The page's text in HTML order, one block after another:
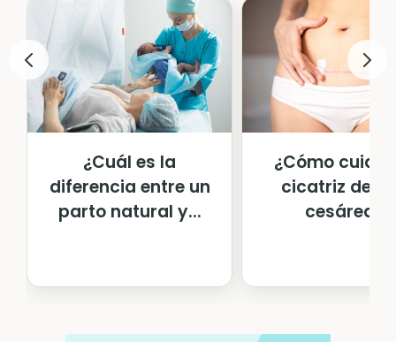
¿Cuál es la
diferencia entre un
parto natural y...
¿Cómo
cicatriz de
cesárea?